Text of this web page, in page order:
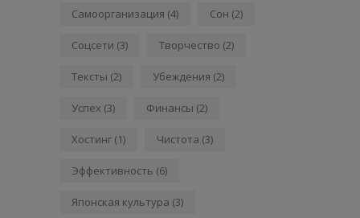
Самоорганизация (4) Сон (2)
Соцсети (3) Творчество (2)
Тексты (2) Убеждения (2)
Успех (3) Финансы (2)
Хостинг (1) Чистота (3)
Эффективность (6)
Японская культура (3)